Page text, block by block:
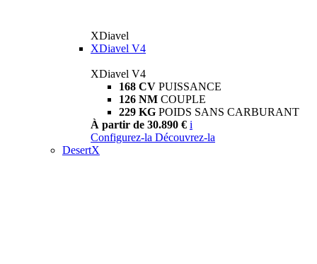
XDiavel
XDiavel V4
XDiavel V4
168 CV PUISSANCE
126 NM COUPLE
229 KG POIDS SANS CARBURANT
À partir de 30.890 € i
Configurez-la Découvrez-la
DesertX